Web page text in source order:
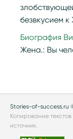
безвкусием к
Биография
Жена.: Вы
Stories-of-success.ru
Копирование
источник.